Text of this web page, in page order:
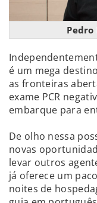
Pedro
é um mega
as fronteiras
exame PCR
embarque para
De olho nessa
novas
levar outros
já oferece um
noites de